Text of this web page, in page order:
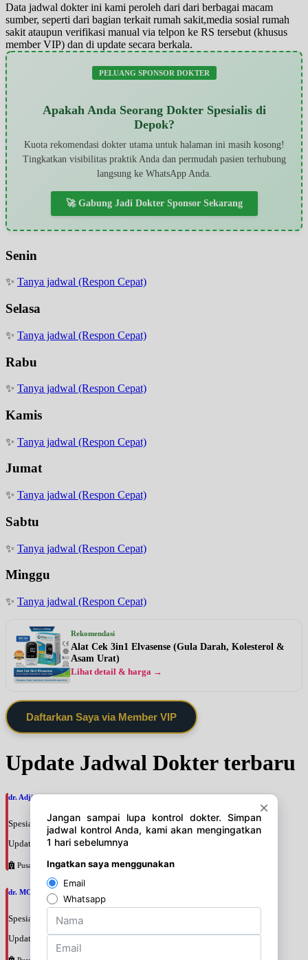
Data jadwal dokter ini kami peroleh dari dari berbagai macam
sumber, seperti dari bagian terkait rumah sakit,media sosial rumah
sakit ataupun verifikasi manual via telpon ke RS tersebut (khusus
member VIP) dan di update secara berkala.
PELUANG SPONSOR DOKTER
Apakah Anda Seorang Dokter Spesialis di
Depok?
Kuota rekomendasi dokter utama untuk halaman ini masih kosong!
Tingkatkan visibilitas praktik Anda dan permudah pasien terhubung
langsung ke WhatsApp Anda.
🚀 Gabung Jadi Dokter Sponsor Sekarang
Senin
✨ Tanya jadwal (Respon Cepat)
Selasa
✨ Tanya jadwal (Respon Cepat)
Rabu
✨ Tanya jadwal (Respon Cepat)
Kamis
✨ Tanya jadwal (Respon Cepat)
Jumat
✨ Tanya jadwal (Respon Cepat)
Sabtu
✨ Tanya jadwal (Respon Cepat)
Minggu
✨ Tanya jadwal (Respon Cepat)
Rekomendasi
Alat Cek 3in1 Elvasense (Gula Darah, Kolesterol &
Asam Urat)
Lihat detail & harga →
Daftarkan Saya via Member VIP
Update Jadwal Dokter terbaru
dr. Adji Suprajitno, SpPD
Spesialis: Penyakit Dalam
Update terakhir: 2026-08-07 20:37:59
Pusat Pertamina
dr. MOCHAMAD PASHA, SpPD
Spesialis: Penyakit Dalam
Update terakhir: 2026-08-07 20:35:45